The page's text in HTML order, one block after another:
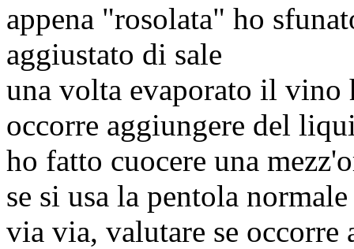
appena "rosolata" ho
aggiustato di sale
una volta evaporato il vino
occorre aggiungere del
ho fatto cuocere una
se si usa la pentola
via via, valutare se occorre